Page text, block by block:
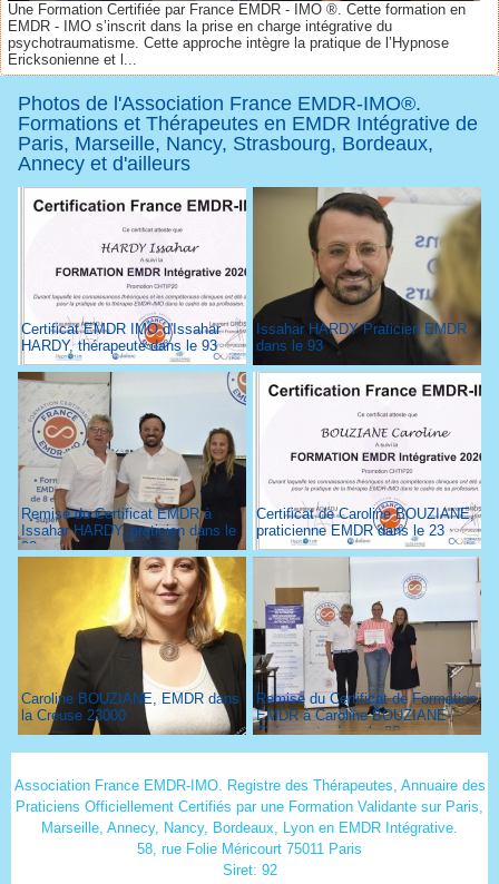
Une Formation Certifiée par France EMDR - IMO ®. Cette formation en
EMDR - IMO s’inscrit dans la prise en charge intégrative du
psychotraumatisme. Cette approche intègre la pratique de l’Hypnose
Ericksonienne et l...
Photos de l'Association France EMDR-IMO®.
Formations et Thérapeutes en EMDR Intégrative de
Paris, Marseille, Nancy, Strasbourg, Bordeaux,
Annecy et d'ailleurs
Certificat EMDR IMO d'Issahar
HARDY, thérapeute dans le 93
Issahar HARDY Praticien EMDR
dans le 93
Remise du Certificat EMDR à
Issahar HARDY, praticien dans le
93
Certificat de Caroline BOUZIANE,
praticienne EMDR dans le 23
Caroline BOUZIANE, EMDR dans
la Creuse 23000
Remise du Certificat de Formation
EMDR à Caroline BOUZIANE
Thérapeute dans le 23
Association France EMDR-IMO. Registre des Thérapeutes, Annuaire des
Praticiens Officiellement Certifiés par une Formation Validante sur Paris,
Marseille, Annecy, Nancy, Bordeaux, Lyon en EMDR Intégrative.
58, rue Folie Méricourt 75011 Paris
Siret: 92